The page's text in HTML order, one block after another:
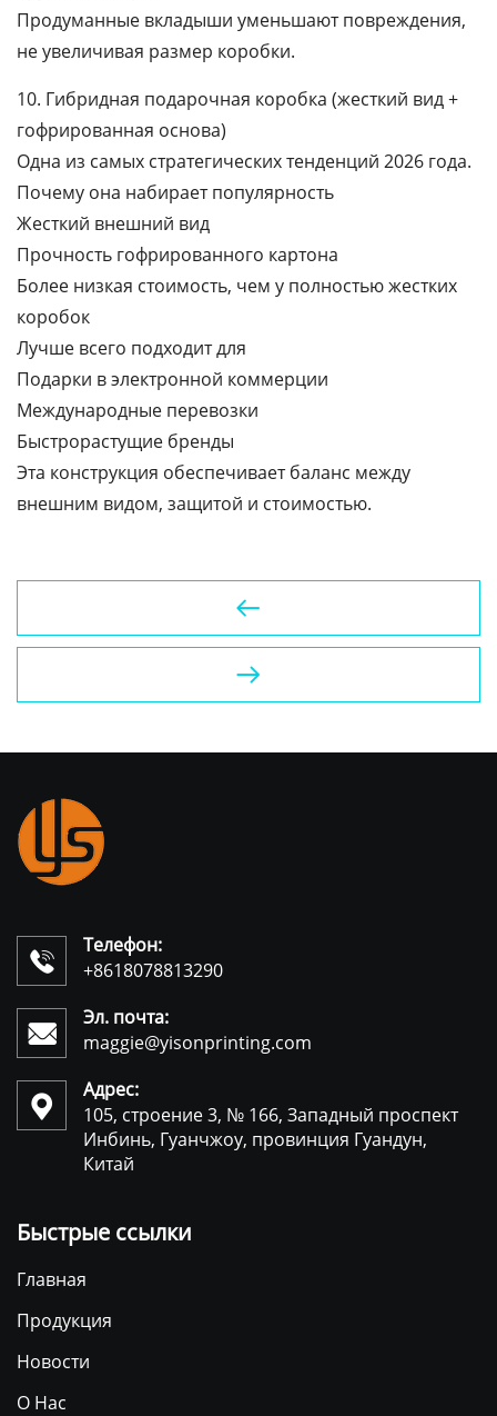
Продуманные вкладыши уменьшают повреждения,
не увеличивая размер коробки.
10. Гибридная подарочная коробка (жесткий вид +
гофрированная основа)
Одна из самых стратегических тенденций 2026 года.
Почему она набирает популярность
Жесткий внешний вид
Прочность гофрированного картона
Более низкая стоимость, чем у полностью жестких
коробок
Лучше всего подходит для
Подарки в электронной коммерции
Международные перевозки
Быстрорастущие бренды
Эта конструкция обеспечивает баланс между
внешним видом, защитой и стоимостью.



Телефон:
+8618078813290

Эл. почта:
maggie@yisonprinting.com

Адрес:
105, строение 3, № 166, Западный проспект
Инбинь, Гуанчжоу, провинция Гуандун,
Китай
Быстрые ссылки
Главная
Продукция
Новости
О Нас